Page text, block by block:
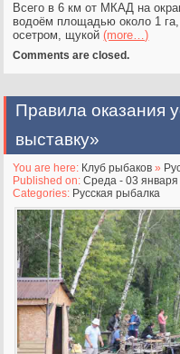
Всего в 6 км от МКАД на
водоём площадью около 1
осетром, щукой(more…)
Comments are closed.
Правила оказания
выставку»
You are here: Клуб рыбаков »
Published on:Среда - 03 января
Categories: Русская рыбалка